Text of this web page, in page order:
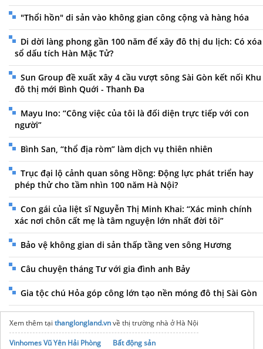
"Thổi hồn" di sản vào không gian công cộng và hàng hóa
Di dời làng phong gần 100 năm để xây đô thị du lịch: Có xóa
sổ dấu tích Hàn Mặc Tử?
Sun Group đề xuất xây 4 cầu vượt sông Sài Gòn kết nối Khu
đô thị mới Bình Quới - Thanh Đa
Mayu Ino: “Công việc của tôi là đối diện trực tiếp với con
người”
Bình San, “thổ địa ròm” làm dịch vụ thiên nhiên
Trục đại lộ cảnh quan sông Hồng: Động lực phát triển hay
phép thử cho tầm nhìn 100 năm Hà Nội?
Con gái của liệt sĩ Nguyễn Thị Minh Khai: “Xác minh chính
xác nơi chôn cất mẹ là tâm nguyện lớn nhất đời tôi”
Bảo vệ không gian di sản thấp tầng ven sông Hương
Câu chuyện tháng Tư với gia đình anh Bảy
Gia tộc chú Hỏa góp công lớn tạo nền móng đô thị Sài Gòn
Xem thêm tại thanglongland.vnvề thị trường nhà ở Hà Nội
Vinhomes Vũ Yên Hải Phòng
Bất động sản